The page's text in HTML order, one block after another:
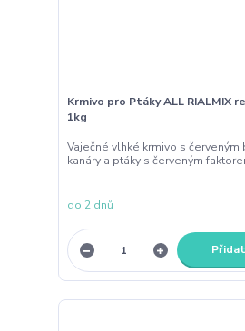
Krmivo pro Ptáky ALL RIALMIX
1kg
Vaječné vlhké krmivo s červeným
kanáry a ptáky s červeným
do 2 dnů